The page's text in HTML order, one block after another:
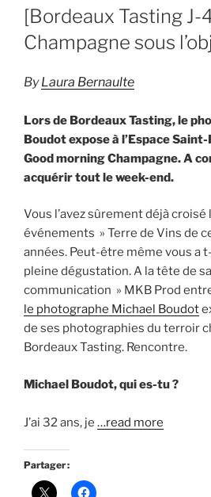
LE
[Bordeaux Tasting J-
Champagne sous
ByLaura Bernaulte
Lors de Bordeaux Tasting, le
Boudot expose à l’Espace
Good morning Champagne. A
acquérir tout le week-end.
Vous l’avez sûrement déjà croisé
événements » Terre de Vins de
années. Peut-être même vous a
pleine dégustation. A la tête de
communication » MKB Prod
le photographe Michael Boudot
de ses photographies du terroir
Bordeaux Tasting. Rencontre.
Michael Boudot, qui es-tu ?
J’ai 32 ans, je …read more
Partager :